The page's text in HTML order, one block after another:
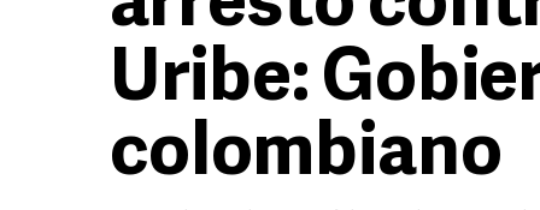
Uribe:
colombiano